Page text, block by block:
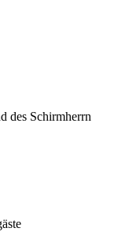
des Schirmherrn